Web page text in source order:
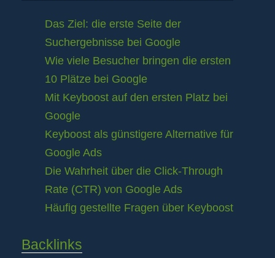
Das Ziel: die erste Seite der
Suchergebnisse bei Google
Wie viele Besucher bringen die ersten
10 Plätze bei Google
Mit Keyboost auf den ersten Platz bei
Google
Keyboost als günstigere Alternative für
Google Ads
Die Wahrheit über die Click-Through
Rate (CTR) von Google Ads
Häufig gestellte Fragen über Keyboost
Backlinks